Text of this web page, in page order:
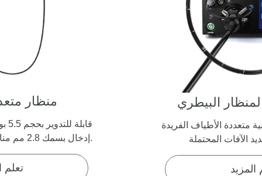
منظار
إدخال بسمك 2.8 مم مناسب لعدة سيناريوهات.
تعلم
البيطري
متعددة الأطياف الفريدة
المزيد